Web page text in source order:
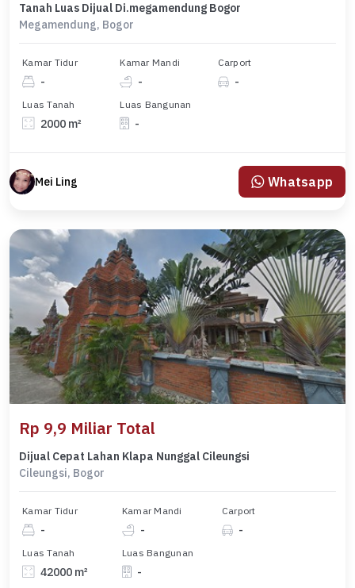
Tanah Luas Dijual Di.megamendung Bogor
Megamendung, Bogor
Kamar Tidur
-
Kamar Mandi
-
Carport
-
Luas Tanah
2000 m²
Luas Bangunan
-
Mei Ling Whatsapp
Rp 9,9 Miliar Total
Dijual Cepat Lahan Klapa Nunggal Cileungsi
Cileungsi, Bogor
Kamar Tidur
-
Kamar Mandi
-
Carport
-
Luas Tanah
42000 m²
Luas Bangunan
-